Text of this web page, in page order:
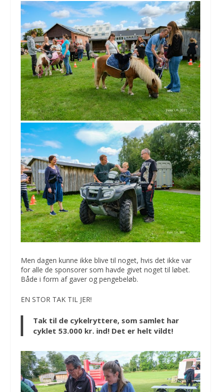
Men dagen kunne ikke blive til noget, hvis det ikke var
for alle de sponsorer som havde givet noget til løbet.
Både i form af gaver og pengebeløb.
EN STOR TAK TIL JER!
Tak til de cykelryttere, som samlet har
cyklet 53.000 kr. ind! Det er helt vildt!